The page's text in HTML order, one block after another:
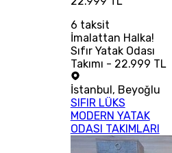
6 taksit
İmalattan Halka!
Sıfır Yatak Odası
Takımı - 22.999 TL
İstanbul , Beyoğlu
SIFIR LÜKS
MODERN YATAK
ODASI TAKIMLARI